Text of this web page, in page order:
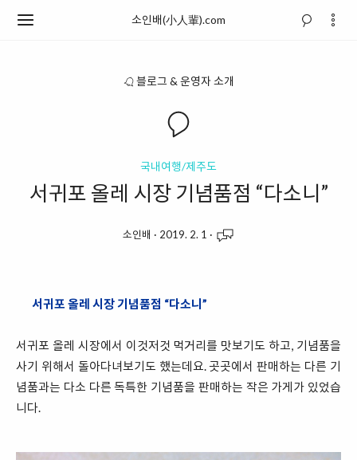
소인배(小人輩).com
블로그 & 운영자 소개
국내여행/제주도
서귀포 올레 시장 기념품점 “다소니”
소인배 · 2019. 2. 1 ·
서귀포 올레 시장 기념품점 “다소니”
서귀포 올레 시장에서 이것저것 먹거리를 맛보기도 하고, 기념품을
사기 위해서 돌아다녀보기도 했는데요. 곳곳에서 판매하는 다른 기
념품과는 다소 다른 독특한 기념품을 판매하는 작은 가게가 있었습
니다.